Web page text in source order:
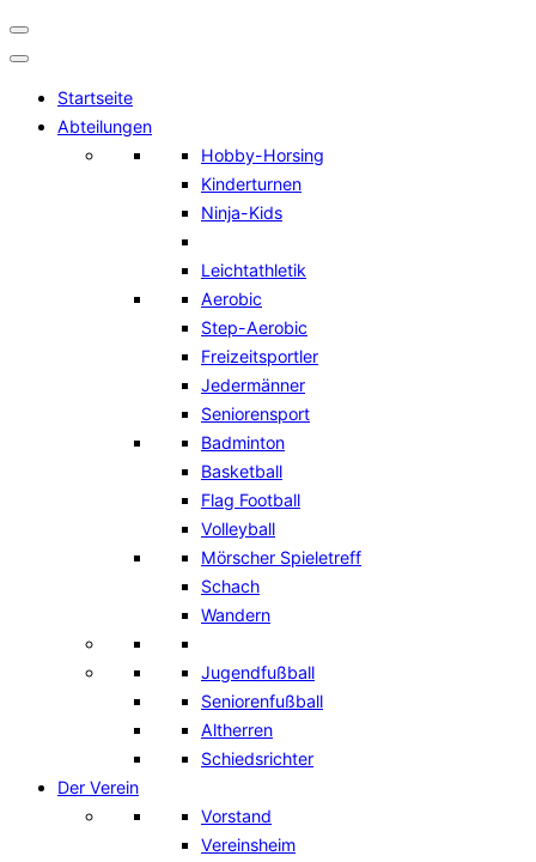
Navigation
umschalten
Startseite
Abteilungen
Hobby-Horsing
Kinderturnen
Ninja-Kids
Leichtathletik
Aerobic
Step-Aerobic
Freizeitsportler
Jedermänner
Seniorensport
Badminton
Basketball
Flag Football
Volleyball
Mörscher Spieletreff
Schach
Wandern
Jugendfußball
Seniorenfußball
Altherren
Schiedsrichter
Der Verein
Vorstand
Vereinsheim